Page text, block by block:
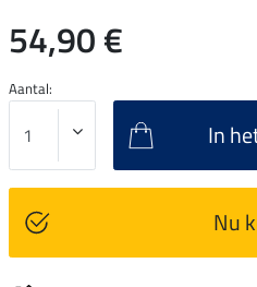
54,90 €
Aantal:
In
Nu